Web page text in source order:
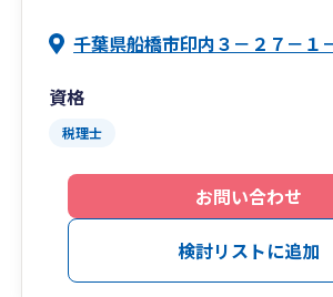
千葉県船橋市印内３－２７－１
資格
税理士
お問い合わせ
検討リストに追加